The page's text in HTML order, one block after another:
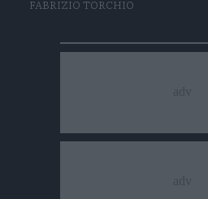
FABRIZIO TORCHIO